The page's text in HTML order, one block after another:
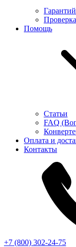
Помощь
Статьи
FAQ
Оплата и
Контакты
+7 (800) 302-24-75